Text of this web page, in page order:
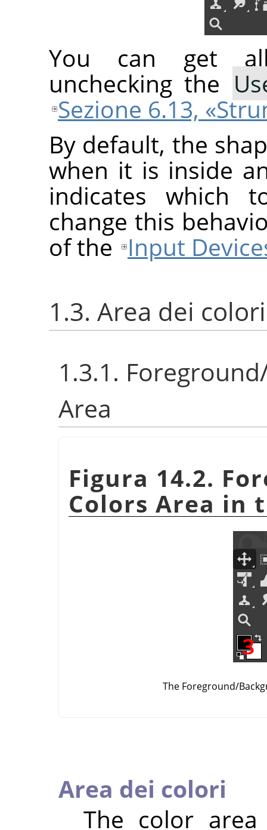
You can get
unchecking the
Sezione 6.13,
By default, the
when it is inside
indicates which
change this
of the Input
1.3. Area dei
1.3.1.
Area
Figura 14.2.
Colors Area in
The Foreground/
Area dei colori
The color